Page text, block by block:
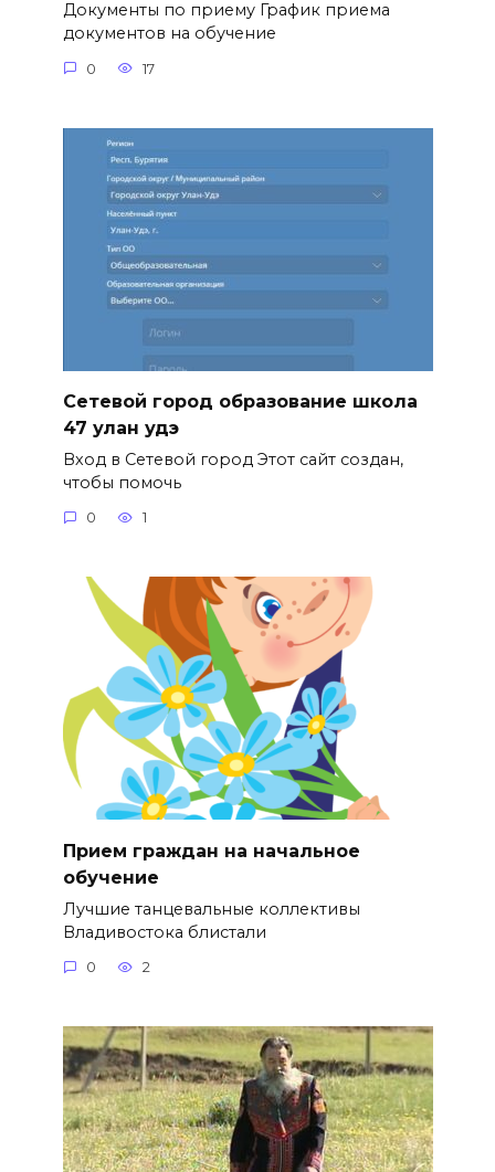
Документы по приему График приема
документов на обучение
0 17
Сетевой город образование школа
47 улан удэ
Вход в Сетевой город Этот сайт создан,
чтобы помочь
0 1
Прием граждан на начальное
обучение
Лучшие танцевальные коллективы
Владивостока блистали
0 2